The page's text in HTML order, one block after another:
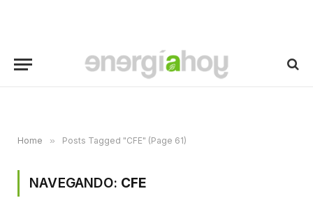
Home » Posts Tagged "CFE" (Page 61)
NAVEGANDO: CFE